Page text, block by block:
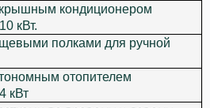
кондиционером
кВт.
полками для ручной
отопителем
кВт